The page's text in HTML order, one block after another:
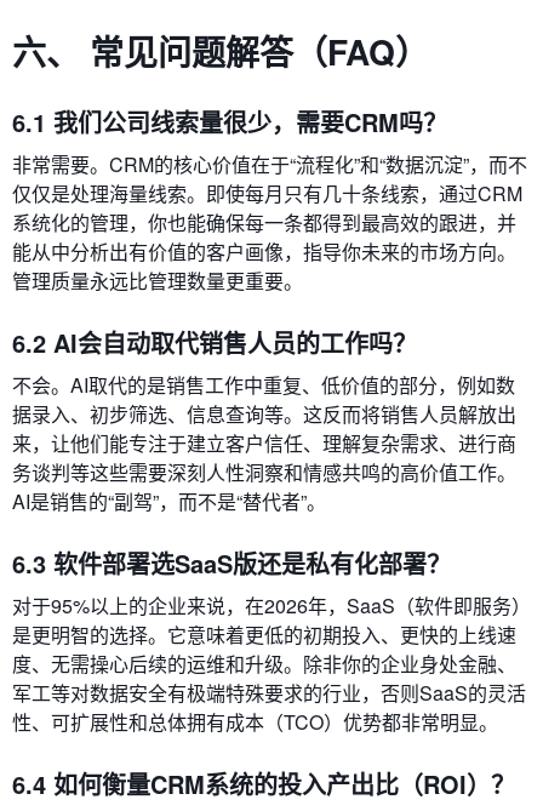
六、 常见问题解答（FAQ）
6.1 我们公司线索量很少，需要CRM吗？
非常需要。CRM的核心价值在于“流程化”和“数据沉淀”，而不
仅仅是处理海量线索。即使每月只有几十条线索，通过CRM
系统化的管理，你也能确保每一条都得到最高效的跟进，并
能从中分析出有价值的客户画像，指导你未来的市场方向。
管理质量永远比管理数量更重要。
6.2 AI会自动取代销售人员的工作吗？
不会。AI取代的是销售工作中重复、低价值的部分，例如数
据录入、初步筛选、信息查询等。这反而将销售人员解放出
来，让他们能专注于建立客户信任、理解复杂需求、进行商
务谈判等这些需要深刻人性洞察和情感共鸣的高价值工作。
AI是销售的“副驾”，而不是“替代者”。
6.3 软件部署选SaaS版还是私有化部署？
对于95%以上的企业来说，在2026年，SaaS（软件即服务）
是更明智的选择。它意味着更低的初期投入、更快的上线速
度、无需操心后续的运维和升级。除非你的企业身处金融、
军工等对数据安全有极端特殊要求的行业，否则SaaS的灵活
性、可扩展性和总体拥有成本（TCO）优势都非常明显。
6.4 如何衡量CRM系统的投入产出比（ROI）？